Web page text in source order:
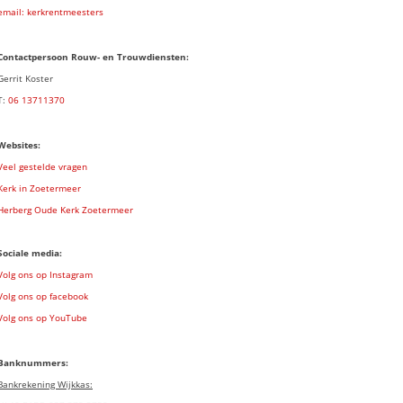
kerkrentmeesters
Rouw- en Trouwdiensten:
Koster
06 13711370
gestelde vragen
in Zoetermeer
Oude Kerk Zoetermeer
media:
ons op Instagram
ons op facebook
ons op YouTube
Wijkkas: